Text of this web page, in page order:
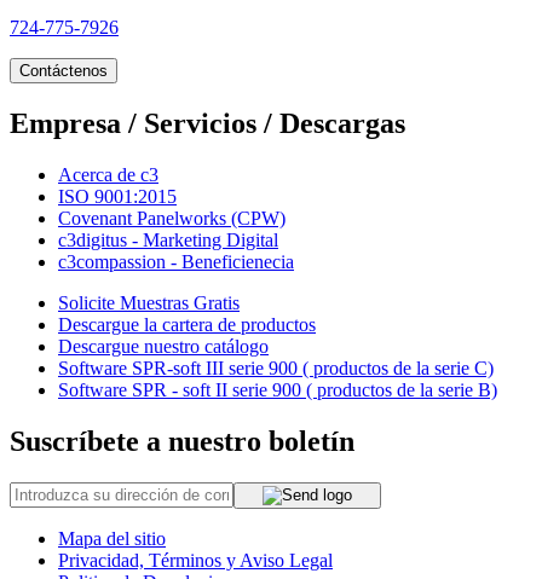
724-775-7926
Contáctenos
Empresa / Servicios / Descargas
Acerca de c3
ISO 9001:2015
Covenant Panelworks (CPW)
c3digitus - Marketing Digital
c3compassion - Beneficienecia
Solicite Muestras Gratis
Descargue la cartera de productos
Descargue nuestro catálogo
Software SPR-soft III serie 900 ( productos de la serie C)
Software SPR - soft II serie 900 ( productos de la serie B)
Suscríbete a nuestro boletín
Mapa del sitio
Privacidad, Términos y Aviso Legal